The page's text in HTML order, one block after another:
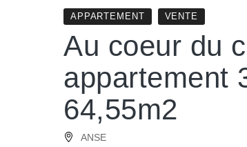
APPARTEMENT VENTE
Au coeur du
appartement
64,55m2
ANSE